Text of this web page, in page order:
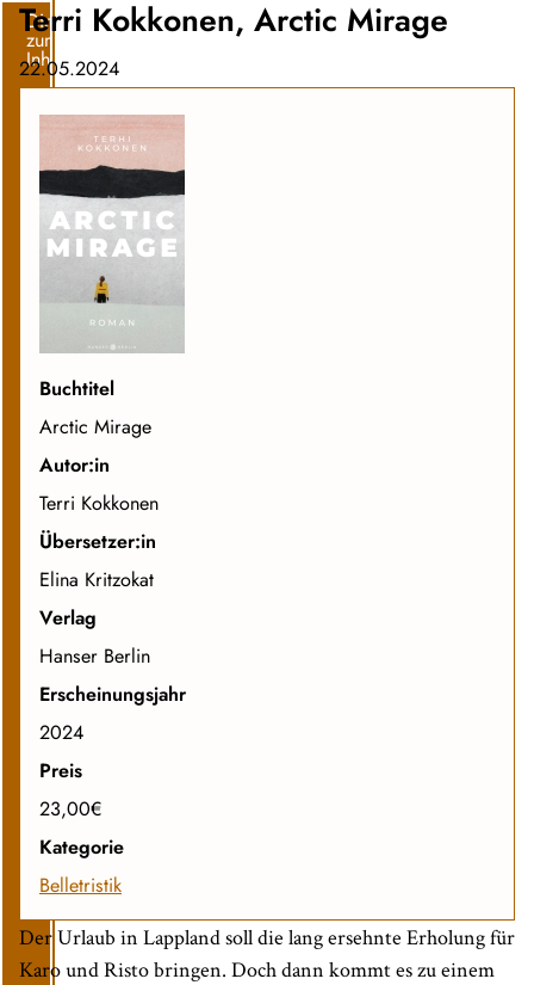
Direkt
zum
Inhalt
Terri Kokkonen, Arctic Mirage
22.05.2024
Buchtitel
Arctic Mirage
Autor:in
Terri Kokkonen
Übersetzer:in
Elina Kritzokat
Verlag
Hanser Berlin
Erscheinungsjahr
2024
Preis
23,00€
Kategorie
Belletristik
Der Urlaub in Lappland soll die lang ersehnte Erholung für
Karo und Risto bringen. Doch dann kommt es zu einem